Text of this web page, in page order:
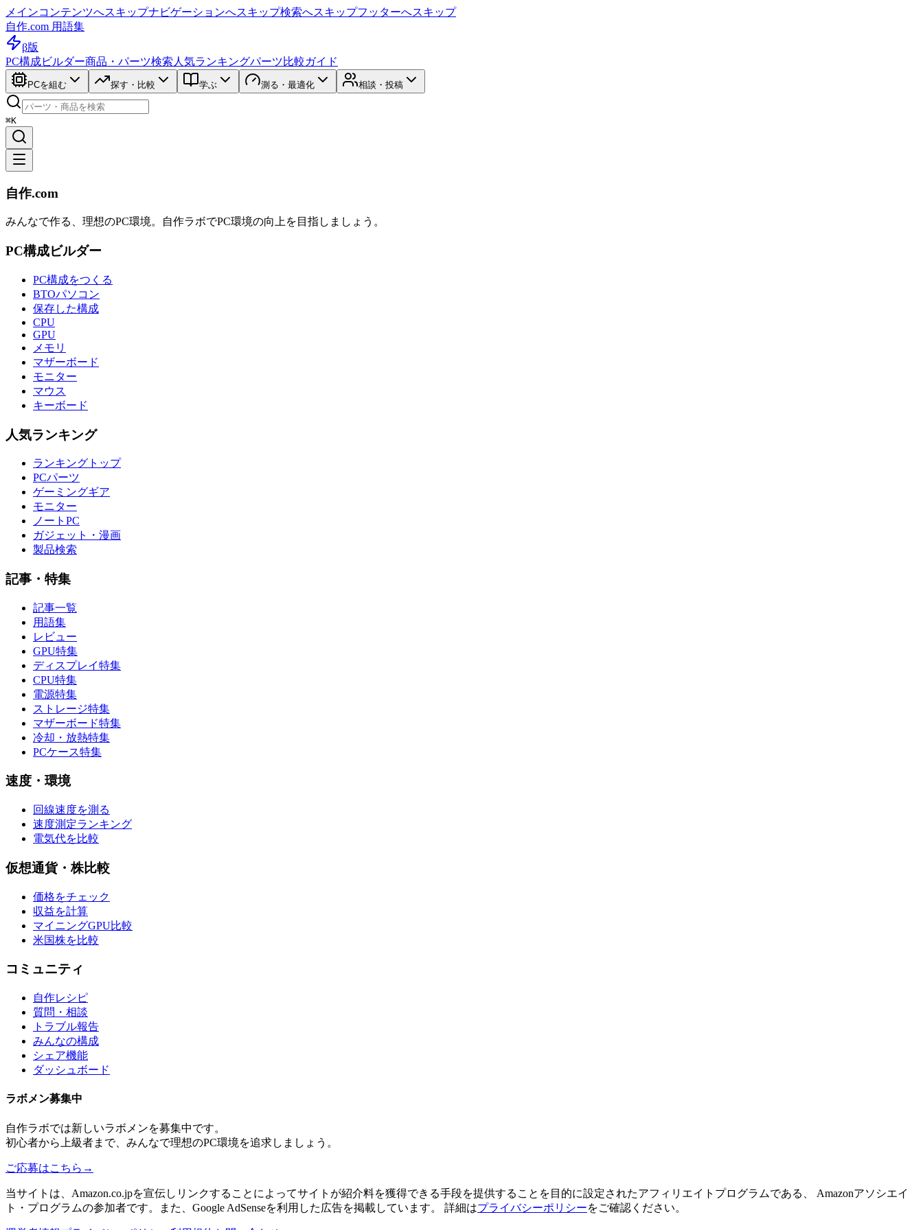
メインコンテンツへスキップナビゲーションへスキップ検索へスキップフッターへスキップ
自作.com 用語集
β版
PC構成ビルダー商品・パーツ検索 人気ランキングパーツ比較ガイド
PCを組む 探す・比較 学ぶ 測る・最適化 相談・投稿
⌘K
自作.com
みんなで作る、理想のPC環境。 自作ラボでPC環境の向上を目指しましょう。
PC構成ビルダー
PC構成をつくる
BTOパソコン
保存した構成
CPU
GPU
メモリ
マザーボード
モニター
マウス
キーボード
人気ランキング
ランキングトップ
PCパーツ
ゲーミングギア
モニター
ノートPC
ガジェット・漫画
製品検索
記事・特集
記事一覧
用語集
レビュー
GPU特集
ディスプレイ特集
CPU特集
電源特集
ストレージ特集
マザーボード特集
冷却・放熱特集
PCケース特集
速度・環境
回線速度を測る
速度測定ランキング
電気代を比較
仮想通貨・株比較
価格をチェック
収益を計算
マイニングGPU比較
米国株を比較
コミュニティ
自作レシピ
質問・相談
トラブル報告
みんなの構成
シェア機能
ダッシュボード
ラボメン募集中
自作ラボでは新しいラボメンを募集中です。
初心者から上級者まで、みんなで理想のPC環境を追求しましょう。
ご応募はこちら →
当サイトは、Amazon.co.jpを宣伝しリンクすることによってサイトが紹介料を獲得できる手段を提供することを目的に設定されたアフィリエイトプログラムである、 Amazonアソシエイ
ト・プログラムの参加者です。また、Google AdSenseを利用した広告を掲載しています。 詳細はプライバシーポリシーをご確認ください。